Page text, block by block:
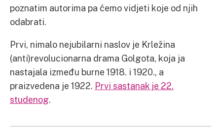
poznatim autorima pa ćemo vidjeti koje od njih
odabrati.
Prvi, nimalo nejubilarni naslov je Krležina
(anti)revolucionarna drama Golgota, koja ja
nastajala između burne 1918. i 1920., a
praizvedena je 1922. Prvi sastanak je 22.
studenog.